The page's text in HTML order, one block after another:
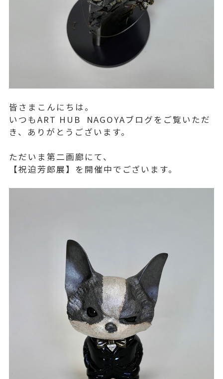
皆さまこんにちは。
いつもART HUB NAGOYAブログをご覧いただ
き、ありがとうございます。
ただいま第二画廊にて、
【祝迫芳郎展】を開催中でございます。